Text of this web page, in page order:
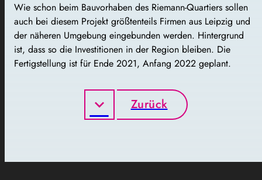
Wie schon beim Bauvorhaben des Riemann-Quartiers sollen
auch bei diesem Projekt größtenteils Firmen aus Leipzig und
der näheren Umgebung eingebunden werden. Hintergrund
ist, dass so die Investitionen in der Region bleiben. Die
Fertigstellung ist für Ende 2021, Anfang 2022 geplant.
Zurück